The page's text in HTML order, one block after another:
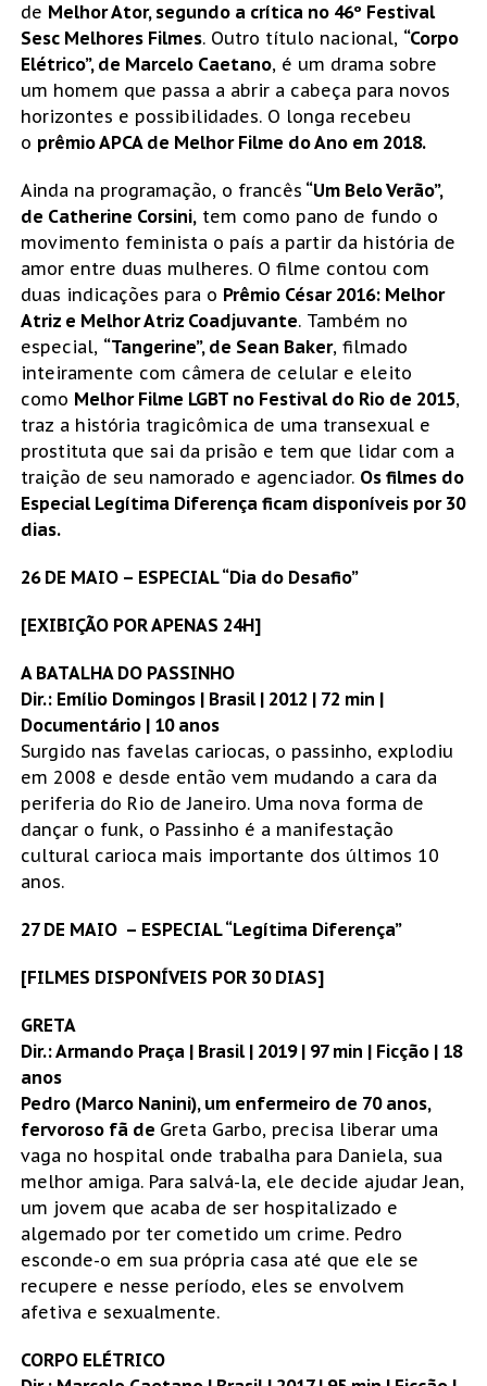
de Melhor Ator, segundo a crítica no 46º Festival
Sesc Melhores Filmes. Outro título nacional, “Corpo
Elétrico”, de Marcelo Caetano, é um drama sobre
um homem que passa a abrir a cabeça para novos
horizontes e possibilidades. O longa recebeu
o prêmio APCA de Melhor Filme do Ano em 2018.
Ainda na programação, o francês “Um Belo Verão”,
de Catherine Corsini,tem como pano de fundo o
movimento feminista o país a partir da história de
amor entre duas mulheres. O filme contou com
duas indicações para o Prêmio César 2016: Melhor
Atriz e Melhor Atriz Coadjuvante. Também no
especial, “Tangerine”, de Sean Baker, filmado
inteiramente com câmera de celular e eleito
como Melhor Filme LGBT no Festival do Rio de 2015,
traz a história tragicômica de uma transexual e
prostituta que sai da prisão e tem que lidar com a
traição de seu namorado e agenciador. Os filmes do
Especial Legítima Diferença ficam disponíveis por 30
dias.
26 DE MAIO – ESPECIAL “Dia do Desafio”
[EXIBIÇÃO POR APENAS 24H]
A BATALHA DO PASSINHO
Dir.: Emílio Domingos | Brasil | 2012 | 72 min |
Documentário | 10 anos
Surgido nas favelas cariocas, o passinho, explodiu
em 2008 e desde então vem mudando a cara da
periferia do Rio de Janeiro. Uma nova forma de
dançar o funk, o Passinho é a manifestação
cultural carioca mais importante dos últimos 10
anos.
27 DE MAIO – ESPECIAL “Legítima Diferença”
[FILMES DISPONÍVEIS POR 30 DIAS]
GRETA
Dir.: Armando Praça | Brasil | 2019 | 97 min | Ficção | 18
anos
Pedro (Marco Nanini), um enfermeiro de 70 anos,
fervoroso fã de Greta Garbo, precisa liberar uma
vaga no hospital onde trabalha para Daniela, sua
melhor amiga. Para salvá-la, ele decide ajudar Jean,
um jovem que acaba de ser hospitalizado e
algemado por ter cometido um crime. Pedro
esconde-o em sua própria casa até que ele se
recupere e nesse período, eles se envolvem
afetiva e sexualmente.
CORPO ELÉTRICO